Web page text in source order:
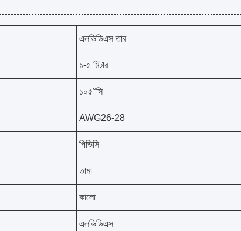
এলভিডিএস তার
১-৫ মিটার
১০৫°সি
AWG26-28
পিভিসি
তামা
কালো
এলভিডিএস